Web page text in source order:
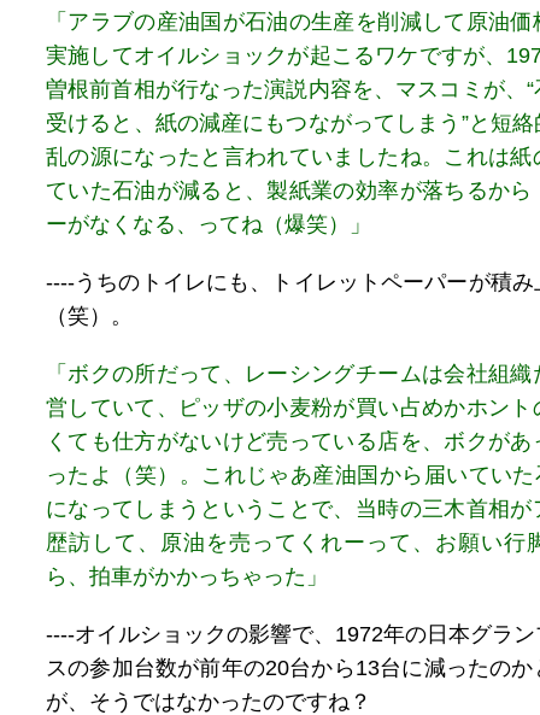
「アラブの産油国が石油の生産を削減して原油
実施してオイルショックが起こるワケですが、
曽根前首相が行なった演説内容を、マスコミが、
受けると、紙の減産にもつながってしまう”と短
乱の源になったと言われていましたね。これは紙
ていた石油が減ると、製紙業の効率が落ちるか
ーがなくなる、ってね（爆笑）」
----うちのトイレにも、トイレットペーパーが積
（笑）。
「ボクの所だって、レーシングチームは会社組
営していて、ピッザの小麦粉が買い占めかホント
くても仕方がないけど売っている店を、ボクが
ったよ（笑）。これじゃあ産油国から届いてい
になってしまうということで、当時の三木首相
歴訪して、原油を売ってくれーって、お願い行
ら、拍車がかかっちゃった」
----オイルショックの影響で、1972年の日本グラ
スの参加台数が前年の20台から13台に減ったの
が、そうではなかったのですね？